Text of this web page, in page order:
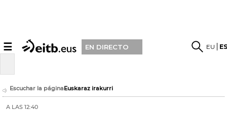
☰ EN DIRECTO EU
Escuchar la páginaEuskaraz irakurri
A LAS 12:40